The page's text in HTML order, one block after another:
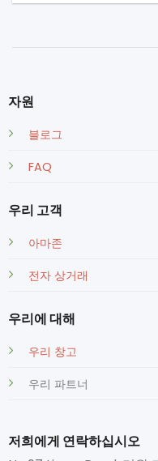
자원
블로그
FAQ
우리 고객
아마존
전자 상거래
우리에 대해
우리 창고
우리 파트너
저희에게 연락하십시오